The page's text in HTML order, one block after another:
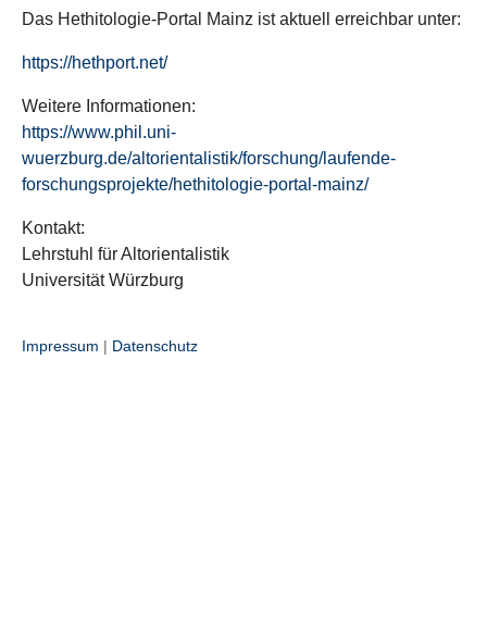
Das Hethitologie-Portal Mainz ist aktuell erreichbar unter:
https://hethport.net/
Weitere Informationen:
https://www.phil.uni-
wuerzburg.de/altorientalistik/forschung/laufende-
forschungsprojekte/hethitologie-portal-mainz/
Kontakt:
Lehrstuhl für Altorientalistik
Universität Würzburg
Impressum | Datenschutz